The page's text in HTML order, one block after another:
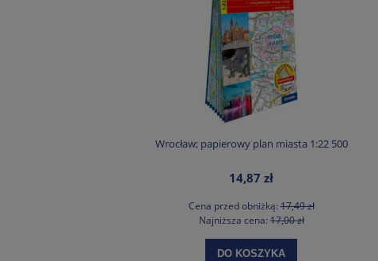
Wrocław; papierowy plan miasta 1:22 500
14,87 zł
Cena przed obniżką:17,49 zł
Najniższa cena:17,00 zł
DO KOSZYKA